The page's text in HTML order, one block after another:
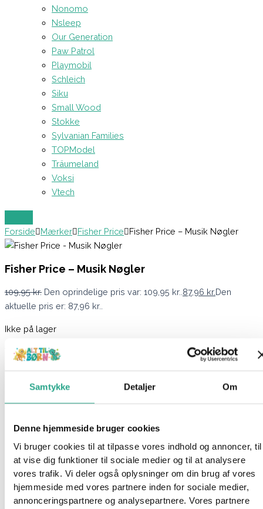
Samtykke Detaljer Om
Denne hjemmeside bruger cookies
Vi bruger cookies til at tilpasse vores indhold og annoncer, til
at vise dig funktioner til sociale medier og til at analysere
vores trafik. Vi deler også oplysninger om din brug af vores
hjemmeside med vores partnere inden for sociale medier,
annonceringspartnere og analysepartnere. Vores partnere
Nonomo
Nsleep
Our Generation
Paw Patrol
Playmobil
Schleich
Siku
Small Wood
Stokke
Sylvanian Families
TOPModel
Träumeland
Voksi
Vtech
Forside Mærker Fisher Price Fisher Price – Musik Nøgler
Fisher Price – Musik Nøgler
109,95kr. Den oprindelige pris var: 109,95 kr.. 87,96 kr.Den
aktuelle pris er: 87,96 kr..
Ikke på lager
Varenummer94143 Fisher Price,
Beskrivelse
Spørg om produktet
Disse farverige nøgler fra Fisher-Price med en ring der er let at
kan fungere som en bidering og en nøgle med musik og lyd.
Det er nemt at have nøglen med sig og hænge den fast på
barnevognen eller autostolen.